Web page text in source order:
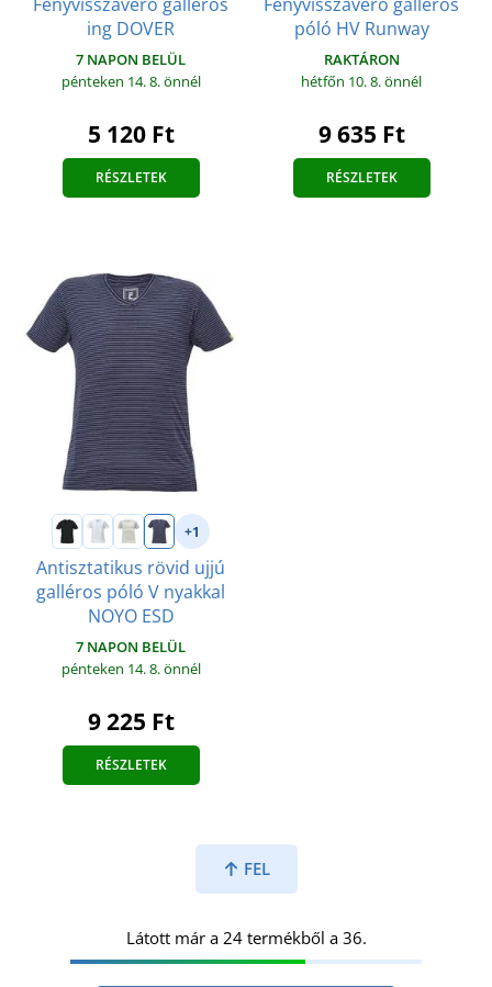
Fényvisszaverő galléros
ing DOVER
7 NAPON BELÜL
pénteken 14. 8.önnél
5 120 Ft
RÉSZLETEK
Fényvisszaverő galléros
póló HV Runway
RAKTÁRON
hétfőn 10. 8.önnél
9 635 Ft
RÉSZLETEK
+1
Antisztatikus rövid ujjú
galléros póló V nyakkal
NOYO ESD
7 NAPON BELÜL
pénteken 14. 8.önnél
9 225 Ft
RÉSZLETEK
FEL
Látott már a 24 termékből a 36.